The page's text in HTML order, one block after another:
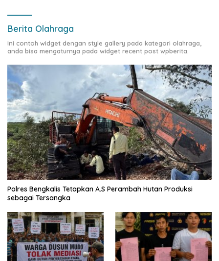
Berita Olahraga
Ini contoh widget dengan style gallery pada kategori olahraga,
anda bisa mengaturnya pada widget recent post wpberita.
Polres Bengkalis Tetapkan A.S Perambah Hutan Produksi
sebagai Tersangka